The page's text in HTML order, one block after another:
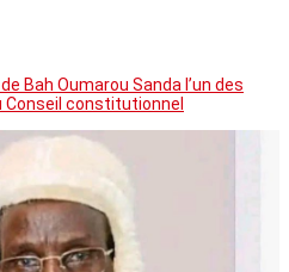
Bah Oumarou Sanda l’un des
constitutionnel